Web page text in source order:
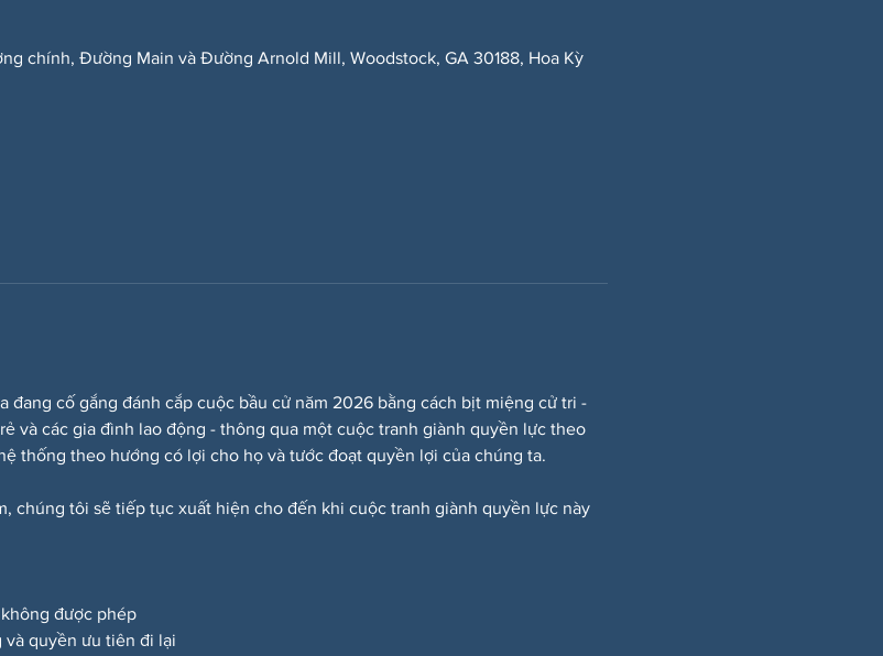
chính, Đường Main và Đường Arnold Mill, Woodstock, GA 30188, Hoa Kỳ
đang cố gắng đánh cắp cuộc bầu cử năm 2026 bằng cách bịt miệng cử tri -
và các gia đình lao động - thông qua một cuộc tranh giành quyền lực theo
thống theo hướng có lợi cho họ và tước đoạt quyền lợi của chúng ta.
chúng tôi sẽ tiếp tục xuất hiện cho đến khi cuộc tranh giành quyền lực này
được phép
và quyền ưu tiên đi lại